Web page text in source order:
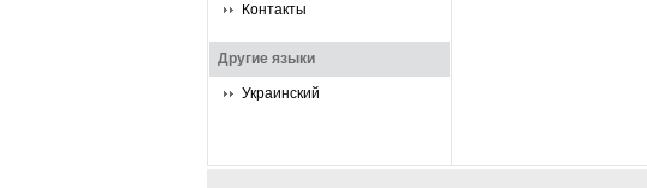
Контакты
Другие языки
Украинский